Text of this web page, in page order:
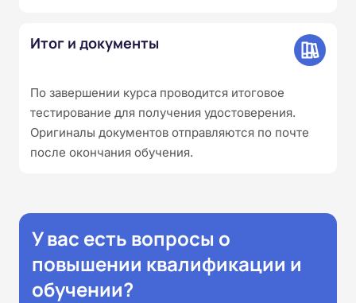
Итог и документы
По завершении курса проводится итоговое
тестирование для получения удостоверения.
Оригиналы документов отправляются по почте
после окончания обучения.
У вас есть вопросы о
повышении квалификации и
обучении?